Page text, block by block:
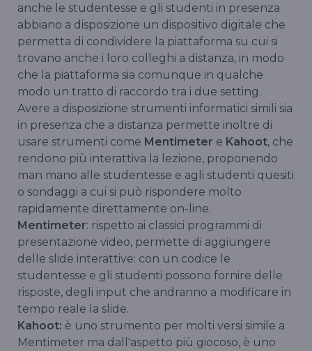
anche le studentesse e gli studenti in presenza
abbiano a disposizione un dispositivo digitale che
permetta di condividere la piattaforma su cui si
trovano anche i loro colleghi a distanza, in modo
che la piattaforma sia comunque in qualche
modo un tratto di raccordo tra i due setting.
Avere a disposizione strumenti informatici simili sia
in presenza che a distanza permette inoltre di
usare strumenti come Mentimeter e Kahoot, che
rendono più interattiva la lezione, proponendo
man mano alle studentesse e agli studenti quesiti
o sondaggi a cui si può rispondere molto
rapidamente direttamente on-line.
Mentimeter: rispetto ai classici programmi di
presentazione video, permette di aggiungere
delle slide interattive: con un codice le
studentesse e gli studenti possono fornire delle
risposte, degli input che andranno a modificare in
tempo reale la slide.
Kahoot: è uno strumento per molti versi simile a
Mentimeter ma dall'aspetto più giocoso, è uno